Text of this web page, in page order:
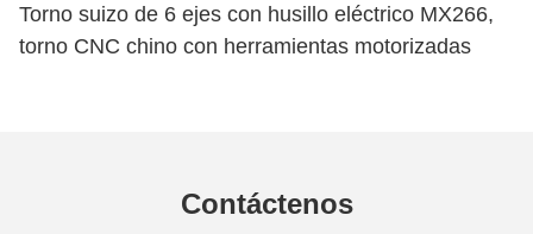
Torno suizo de 6 ejes con husillo eléctrico MX266,
torno CNC chino con herramientas motorizadas
Contáctenos